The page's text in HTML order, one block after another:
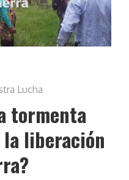
Lucha
tormenta
liberación